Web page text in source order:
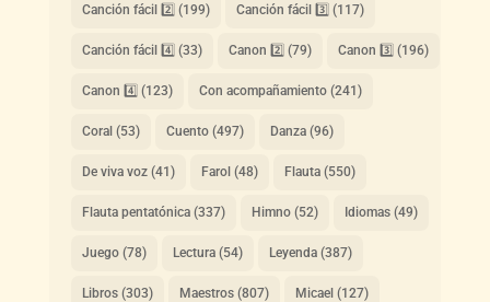
Canción fácil 2️⃣ (199) Canción fácil 3️⃣ (117)
Canción fácil 4️⃣ (33) Canon 2️⃣ (79) Canon 3️⃣ (196)
Canon 4️⃣ (123) Con acompañamiento(241)
Coral(53) Cuento(497) Danza(96)
De viva voz(41) Farol(48) Flauta(550)
Flauta pentatónica(337) Himno(52) Idiomas(49)
Juego(78) Lectura(54) Leyenda(387)
Libros(303) Maestros(807) Micael(127)